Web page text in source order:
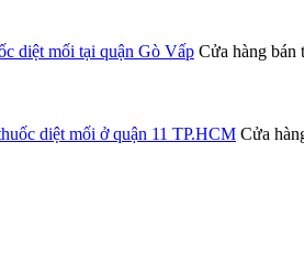
diệt mối tại quận Gò Vấp Cửa hàng bán
diệt mối ở quận 11 TP.HCM Cửa